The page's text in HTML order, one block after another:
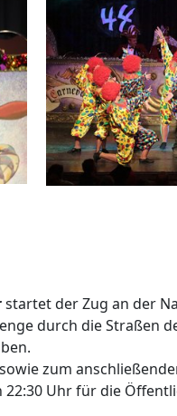
startet der Zug an der
durch die Straßen
zum
Uhr für die